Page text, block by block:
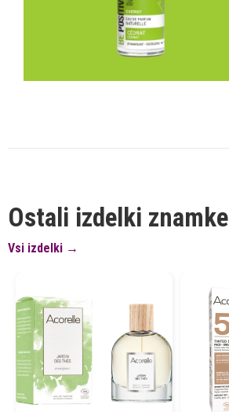
Ostali izdelki znamke
Vsi izdelki →